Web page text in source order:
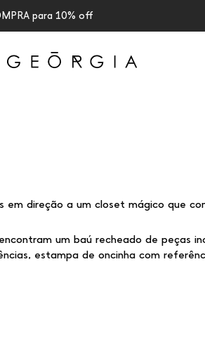
no pix
direção a um closet mágico que
um baú recheado de peças
estampa de oncinha com